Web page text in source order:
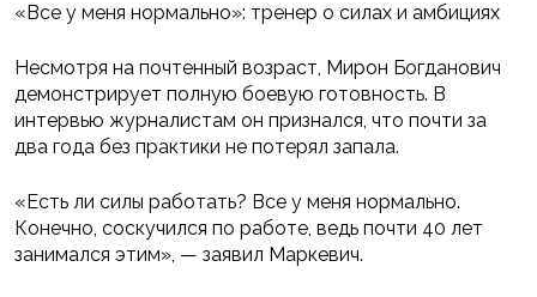
«Все у меня нормально»: тренер о силах и амбициях
Несмотря на почтенный возраст, Мирон Богданович
демонстрирует полную боевую готовность. В
интервью журналистам он признался, что почти за
два года без практики не потерял запала.
«Есть ли силы работать? Все у меня нормально.
Конечно, соскучился по работе, ведь почти 40 лет
занимался этим», — заявил Маркевич.